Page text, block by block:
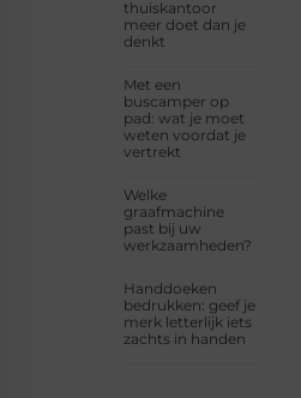
thuiskantoor
meer doet dan je
denkt
Met een
buscamper op
pad: wat je moet
weten voordat je
vertrekt
Welke
graafmachine
past bij uw
werkzaamheden?
Handdoeken
bedrukken: geef je
merk letterlijk iets
zachts in handen